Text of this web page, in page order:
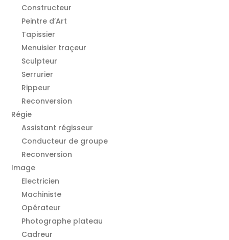
Constructeur
Peintre d’Art
Tapissier
Menuisier traçeur
Sculpteur
Serrurier
Rippeur
Reconversion
Régie
Assistant régisseur
Conducteur de groupe
Reconversion
Image
Electricien
Machiniste
Opérateur
Photographe plateau
Cadreur